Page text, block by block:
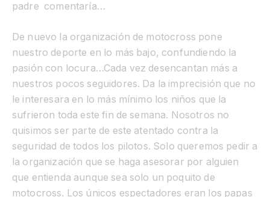
padre comentaría…
De nuevo la organización de motocross pone
nuestro deporte en lo más bajo, confundiendo la
pasión con locura…Cada vez desencantan más a
nuestros pocos seguidores. Da la imprecisión que no
le interesara en lo más mínimo los niños que la
sufrieron toda este fin de semana. Nosotros no
quisimos ser parte de este atentado contra la
seguridad de todos los pilotos. Solo queremos pedir a
la organización que se haga asesorar por alguien
que entienda aunque sea solo un poquito de
motocross. Los únicos espectadores eran los papas